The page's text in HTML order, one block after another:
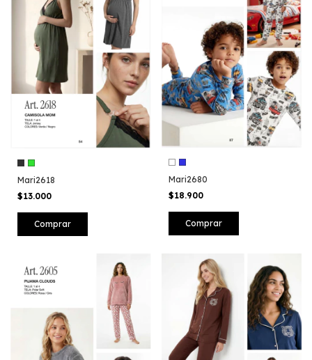
Mari2618
$13.000
Comprar
Mari2680
$18.900
Comprar